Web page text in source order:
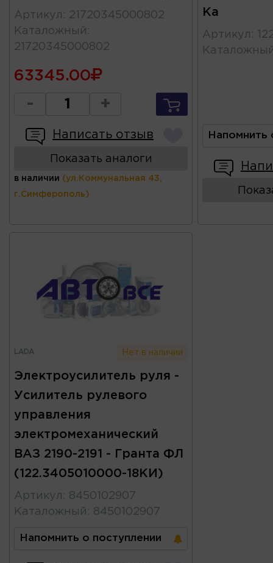
Артикул : 21720345000802
Каталожный :
21720345000802
63345.00
- +
Написать отзыв
Показать аналоги
в наличии (ул.Коммунальная 43,
г.Симферополь)
Ка
Артикул :
Напомнить
LADA Нет в наличии
Электроусилитель руля -
Усилитель рулевого
управления
электромеханический
ВАЗ 2190-2191 - Гранта ФЛ
(122.3405010000-18КИ)
Артикул : 8450102907
Каталожный : 8450102907
Напомнить о поступлении